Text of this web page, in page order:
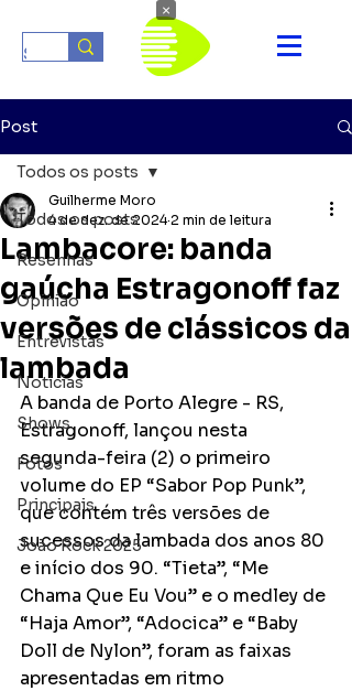
Post
Todos os posts
Resenhas
Opinião
Entrevistas
Notícias
Shows
Fotos
Principais
João Rock 2025
Todos os posts
Lambacore: banda
gaúcha Estragonoff faz
versões de clássicos da
lambada
Guilherme Moro
4 de dez. de 2024 2 min de leitura
A banda de Porto Alegre - RS,
Estragonoff, lançou nesta
segunda-feira (2) o primeiro
volume do EP “Sabor Pop Punk”,
que contém três versões de
sucessos da lambada dos anos 80
e início dos 90. “Tieta”, “Me
Chama Que Eu Vou” e o medley de
“Haja Amor”, “Adocica” e “Baby
Doll de Nylon”, foram as faixas
apresentadas em ritmo
×